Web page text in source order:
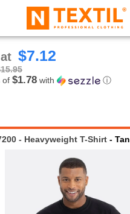
App
prices on app!
$7.12
of $1.78 with ⓘ
- Heavyweight T-Shirt - Tan